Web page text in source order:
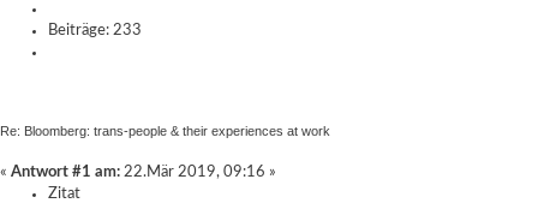
Beiträge: 233
Re: Bloomberg: trans-people & their experiences at work
« Antwort #1 am: 22.Mär 2019, 09:16 »
Zitat